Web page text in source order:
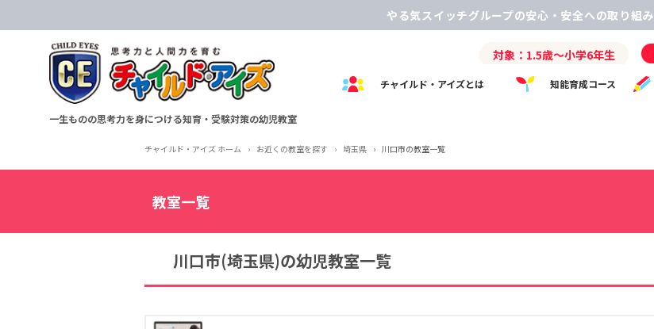
やる気スイッチグループの安心・安全への取り組み
一生ものの思考力を身につける知育・受験対策の幼児教室
対象：1.5歳～小学6年生
チャイルド・アイズとは 知能育成コース
チャイルド・アイズ ホーム › お近くの教室を探す › 埼玉県 › 川口市の教室一覧
教室一覧
川口市(埼玉県)の幼児教室一覧